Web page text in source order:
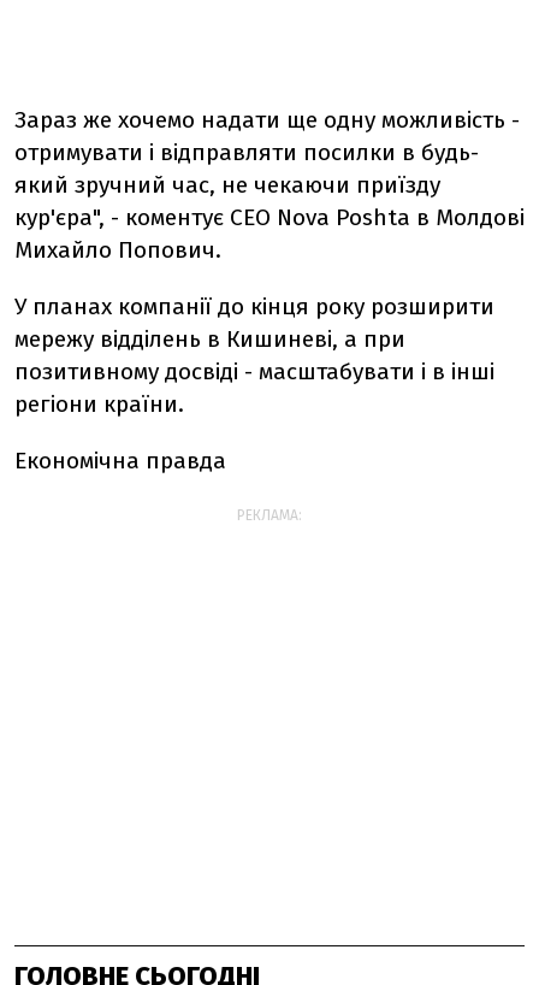
Зараз же хочемо надати ще одну можливість -
отримувати і відправляти посилки в будь-
який зручний час, не чекаючи приїзду
кур'єра", - коментує СЕО Nova Poshta в Молдові
Михайло Попович.
У планах компанії до кінця року розширити
мережу відділень в Кишиневі, а при
позитивному досвіді - масштабувати і в інші
регіони країни.
Економічна правда
РЕКЛАМА:
ГОЛОВНЕ СЬОГОДНІ